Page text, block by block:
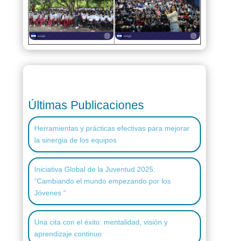
Últimas Publicaciones
Herramientas y prácticas efectivas para mejorar
la sinergia de los equipos
Iniciativa Global de la Juventud 2025:
“Cambiando el mundo empezando por los
Jóvenes “
Una cita con el éxito: mentalidad, visión y
aprendizaje continuo